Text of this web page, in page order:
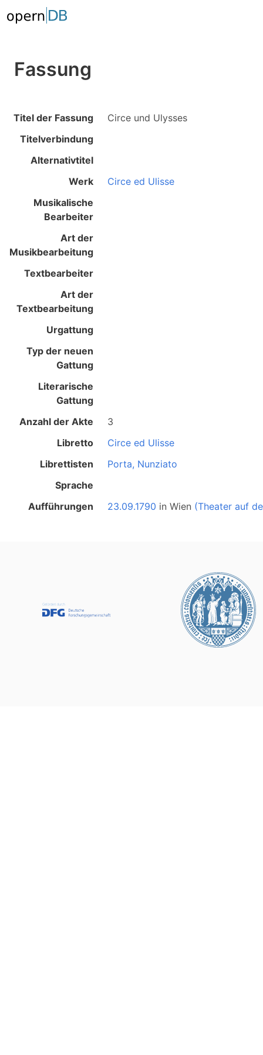
Fassung
Titel der Fassung
Circe und Ulysses
Titelverbindung
Alternativtitel
Werk
Circe ed Ulisse
Musikalische
Bearbeiter
Art der
Musikbearbeitung
Textbearbeiter
Art der
Textbearbeitung
Urgattung
Typ der neuen
Gattung
Literarische
Gattung
Anzahl der Akte
3
Libretto
Circe ed Ulisse
Librettisten
Porta, Nunziato
Sprache
Aufführungen
23.09.1790 inWien (Theater auf